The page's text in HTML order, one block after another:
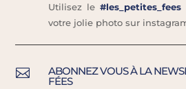
Utilisez le #les_petites_fees
votre jolie photo sur
 ABONNEZ VOUS À LA
FÉES